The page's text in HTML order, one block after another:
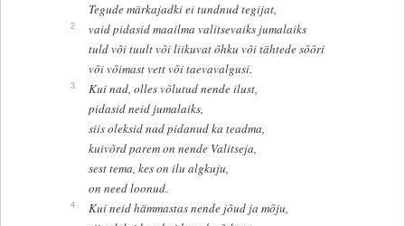
Tegude märkajadki ei tundnud tegijat,
2
vaid pidasid maailma valitsevaiks jumalaiks
tuld või tuult või liikuvat õhku või tähtede sõõri
või võimast vett või taevavalgusi.
3
Kui nad, olles võlutud nende ilust,
pidasid neid jumalaiks,
siis oleksid nad pidanud ka teadma,
kuivõrd parem on nende Valitseja,
sest tema, kes on ilu algkuju,
on need loonud.
4
Kui neid hämmastas nende jõud ja mõju,